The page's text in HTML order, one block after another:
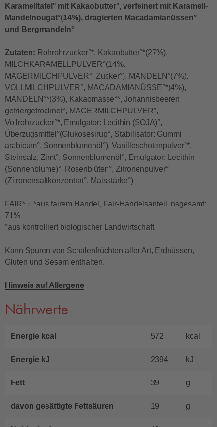
Karamelltafel° mit Kakaobutter°, verfeinert mit Karamell-
Mandelnougat°(14%), dragierten Macadamianüssen°
und Bergmandeln°
Zutaten: Rohrohrzucker°*, Kakaobutter°*(27%),
MILCHKARAMELLPULVER°(14%:
MAGERMILCHPULVER°, Zucker°), MANDELN°(7%),
VOLLMILCHPULVER°, MACADAMIANÜSSE°*(4%),
MANDELN°*(3%), Kakaomasse°*, Johannisbeeren
gefriergetrocknet°, MAGERMILCHPULVER°,
Vollrohrzucker°*, Emulgator: Lecithin (SOJA)°,
Überzugsmittel°(Glukosesirup°, Stabilisator: Gummi
arabicum°, Sonnenblumenöl°), Vanilleschotenpulver°*,
Steinsalz, Zimt°, Sonnenblumenöl°, Emulgator: Lecithin
(Sonnenblume)°, Rosenblüten°, Zitronenpulver°
(Zitronensaftkonzentrat°, Maisstärke°)
FAIR* = *aus fairem Handel, Fair-Handelsanteil insgesamt:
71%
°aus kontrolliert biologischer Landwirtschaft
Kann Spuren von Schalenfrüchten aller Art, Erdnüssen,
Gluten und Sesam enthalten.
Hinweis auf Allergene
Nährwerte
Energie kcal 572 kcal
Energie kJ 2394 kJ
Fett 39 g
davon gesättigte Fettsäuren 19 g